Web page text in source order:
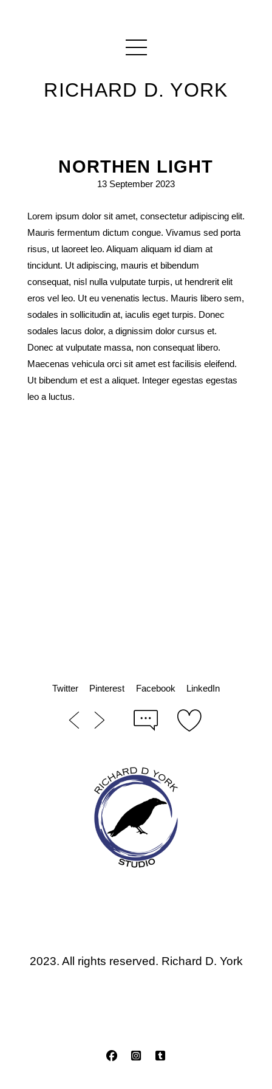
RICHARD D. YORK
NORTHEN LIGHT
13 September 2023
Lorem ipsum dolor sit amet, consectetur adipiscing elit.
Mauris fermentum dictum congue. Vivamus sed porta
risus, ut laoreet leo. Aliquam aliquam id diam at
tincidunt. Ut adipiscing, mauris et bibendum
consequat, nisl nulla vulputate turpis, ut hendrerit elit
eros vel leo. Ut eu venenatis lectus. Mauris libero sem,
sodales in sollicitudin at, iaculis eget turpis. Donec
sodales lacus dolor, a dignissim dolor cursus et.
Donec at vulputate massa, non consequat libero.
Maecenas vehicula orci sit amet est facilisis eleifend.
Ut bibendum et est a aliquet. Integer egestas egestas
leo a luctus.
Twitter Pinterest Facebook LinkedIn
2023. All rights reserved. Richard D. York